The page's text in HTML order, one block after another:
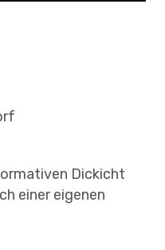
Dickicht
einer eigenen